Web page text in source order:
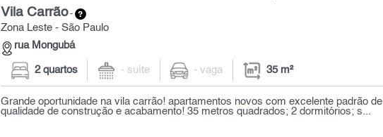
Vila Carrão-
Zona Leste - São Paulo
rua Mongubá
2 quartos - suíte - vaga 35 m²
Grande oportunidade na vila carrão! apartamentos novos com excelente padrão de
qualidade de construção e acabamento! 35 metros quadrados; 2 dormitórios; s...